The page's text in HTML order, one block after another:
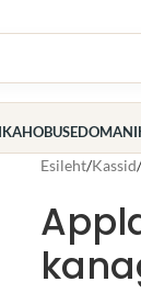
HOBUSED
Esileht Kassid